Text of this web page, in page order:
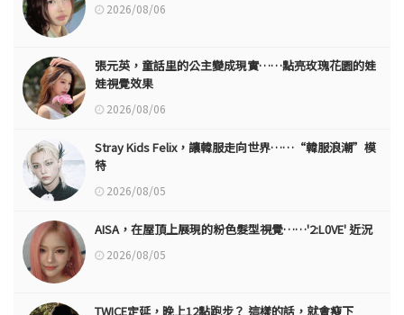
2026/08/06
張元英，童話里的公主變成現實……點亮玫瑰花園的娃
娃視覺效果
2026/08/06
Stray Kids Felix，讓韓服走向世界……“韓服浪潮”模
特
2026/08/05
AISA，在屋頂上展現的粉色髮型視覺……'2:L0VE' 近況
2026/08/05
TWICE定延，晚上12點跑步？ 這樣的話，就會瘦下